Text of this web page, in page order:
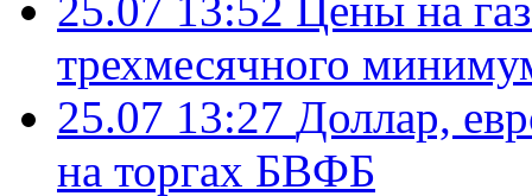
трехмесячного
25.07 13:27 Доллар,
на торгах БВФБ